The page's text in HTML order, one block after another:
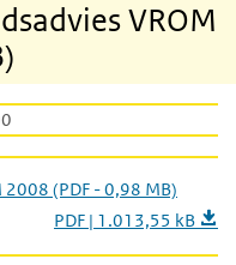
VROM
(PDF - 0,98 MB)
PDF | 1.013,55 kB